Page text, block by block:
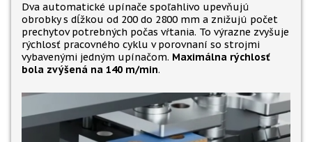
Dva automatické upínače spoľahlivo upevňujú
obrobky s dĺžkou od 200 do 2800 mm a znižujú počet
prechytov potrebných počas vŕtania. To výrazne zvyšuje
rýchlosť pracovného cyklu v porovnaní so strojmi
vybavenými jedným upínačom. Maximálna rýchlosť
bola zvýšená na 140 m/min.